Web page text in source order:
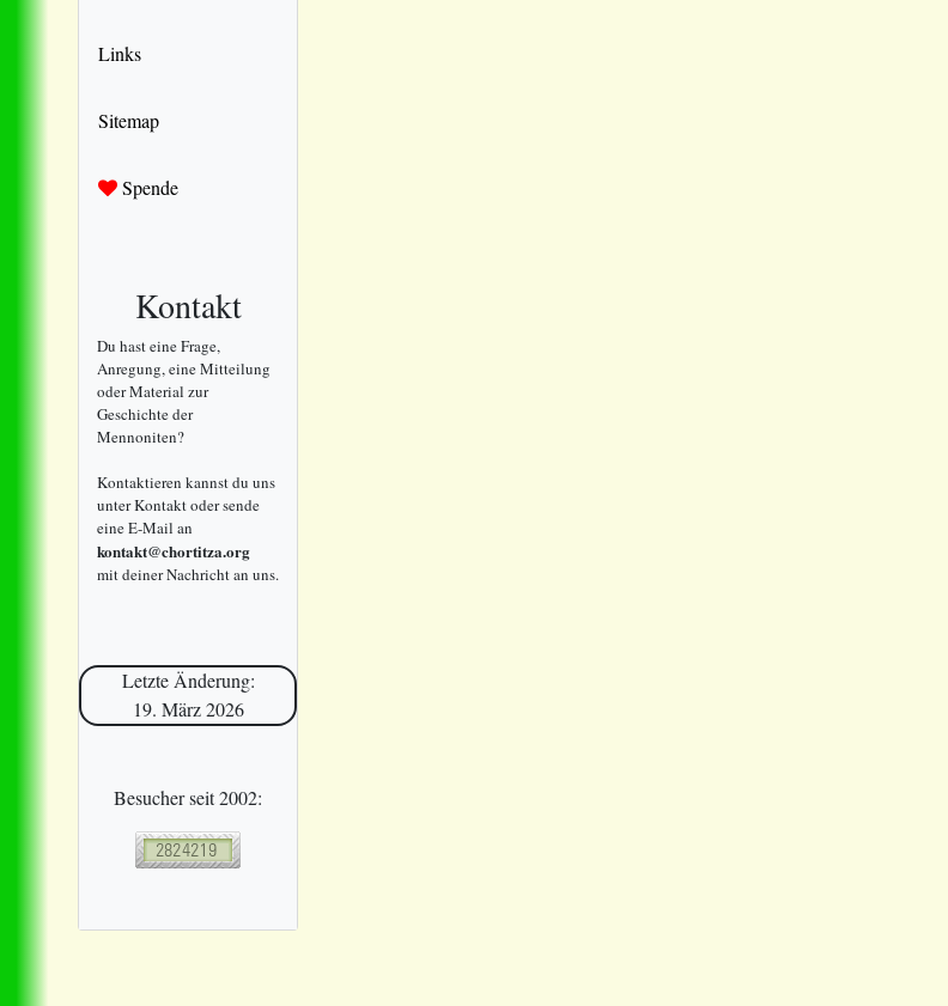
Links
Sitemap
Spende
Kontakt
Du hast eine Frage,
Anregung, eine Mitteilung
oder Material zur
Geschichte der
Mennoniten?
Kontaktieren kannst du uns
unter Kontakt oder sende
eine E-Mail an
kontakt@chortitza.org
mit deiner Nachricht an uns.
Letzte Änderung:
19. März 2026
Besucher seit 2002: